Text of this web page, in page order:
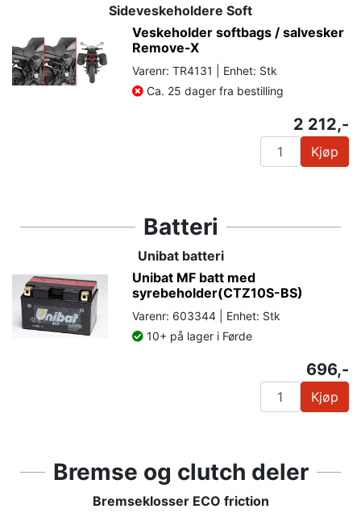
Sideveskeholdere Soft
Veskeholder softbags / salvesker
Remove-X
Varenr: TR4131 | Enhet: Stk
Ca. 25 dager fra bestilling
2 212,-
Kjøp
Batteri
Unibat batteri
Unibat MF batt med
syrebeholder(CTZ10S-BS)
Varenr: 603344 | Enhet: Stk
10+ på lager i Førde
696,-
Kjøp
Bremse og clutch deler
Bremseklosser ECO friction